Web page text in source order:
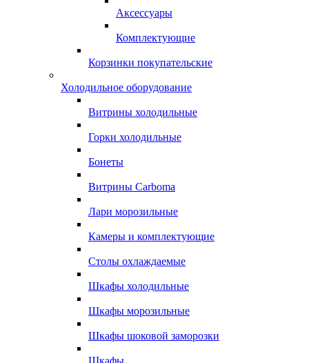
Аксессуары
Комплектующие
Корзинки покупательские
Холодильное оборудование
Витрины холодильные
Горки холодильные
Бонеты
Витрины Carboma
Лари морозильные
Камеры и комплектующие
Столы охлаждаемые
Шкафы холодильные
Шкафы морозильные
Шкафы шоковой заморозки
Шкафы